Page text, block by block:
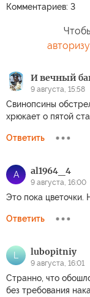
Комментариев: 3
И вечный
9 августа, 15:58
Свинопсины
хрюкает о пятой
Ответить
A al1964_4
9 августа, 16:00
Это пока цветочки.
Ответить
L lubopitniy
9 августа, 16:01
Странно, что
без требования